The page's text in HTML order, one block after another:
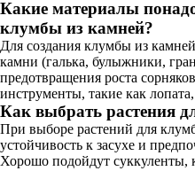
Какие материалы
клумбы из камней?
Для создания клумбы из
камни (галька, булыжники,
предотвращения роста
инструменты, такие как
Как выбрать растения
При выборе растений для
устойчивость к засухе и
Хорошо подойдут суккуленты,